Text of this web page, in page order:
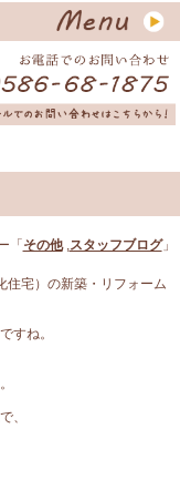
「 その他,スタッフブログ」
住宅）の新築・リフォーム
すね。
、